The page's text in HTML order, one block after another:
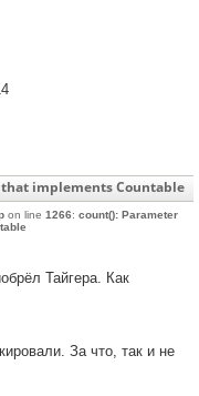
on line 1266: count(): Parameter
implements Countable
Тайгера. Как
За что, так и не